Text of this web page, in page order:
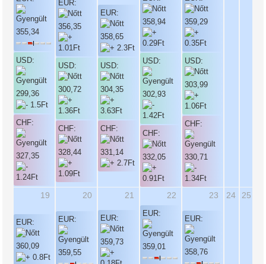
355,34
USD:
299,36
CHF:
327,35
EUR:
356,35
USD:
300,72
CHF:
328,44
EUR:
358,65
USD:
304,35
CHF:
331,14
358,94
USD:
302,93
CHF:
332,05
359,29
USD:
303,99
CHF:
330,71
19
EUR:
360,09
20
EUR:
359,55
21
EUR:
359,73
22
EUR:
359,01
23
EUR:
358,76
24 25